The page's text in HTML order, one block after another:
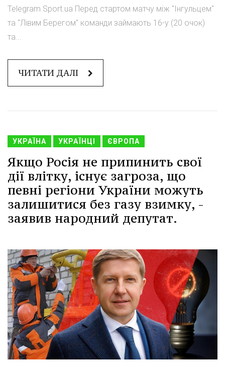
Telegram Sport.ua Перед стартом матчу між "Інгульцем"
та "Лівим Берегом" команди займають 16-у (20 очок)
та...
ЧИТАТИ ДАЛІ
УКРАЇНА УКРАЇНЦІ ЄВРОПА
Якщо Росія не припинить свої
дії влітку, існує загроза, що
певні регіони України можуть
залишитися без газу взимку, -
заявив народний депутат.